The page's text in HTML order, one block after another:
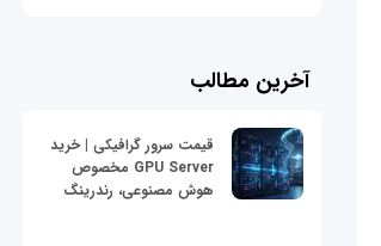
آخرین مطالب
قیمت سرور گرافیکی | خرید
GPU Server مخصوص
هوش مصنوعی، رندرینگ